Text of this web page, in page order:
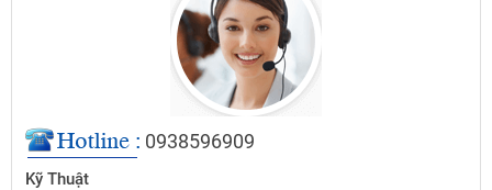
0938596909
Kỹ Thuật